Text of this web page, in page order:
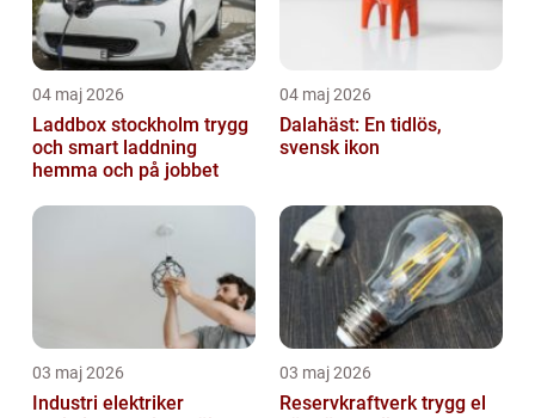
04 maj 2026
Laddbox stockholm trygg
och smart laddning
hemma och på jobbet
04 maj 2026
Dalahäst: En tidlös,
svensk ikon
03 maj 2026
Industri elektriker
03 maj 2026
Reservkraftverk trygg el